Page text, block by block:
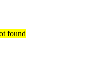
found